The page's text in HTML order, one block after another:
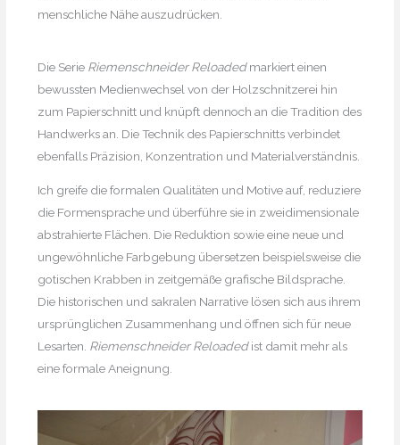
menschliche Nähe auszudrücken.
Die Serie Riemenschneider Reloadedmarkiert einen
bewussten Medienwechsel von der Holzschnitzerei hin
zum Papierschnitt und knüpft dennoch an die Tradition des
Handwerks an. Die Technik des Papierschnitts verbindet
ebenfalls Präzision, Konzentration und Materialverständnis.
Ich greife die formalen Qualitäten und Motive auf, reduziere
die Formensprache und überführe sie in zweidimensionale
abstrahierte Flächen. Die Reduktion sowie eine neue und
ungewöhnliche Farbgebung übersetzen beispielsweise die
gotischen Krabben in zeitgemäße grafische Bildsprache.
Die historischen und sakralen Narrative lösen sich aus ihrem
ursprünglichen Zusammenhang und öffnen sich für neue
Lesarten. Riemenschneider Reloadedist damit mehr als
eine formale Aneignung.